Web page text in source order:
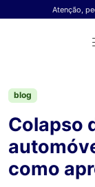
Skip to content
Atenção,
blog
Colapso
como